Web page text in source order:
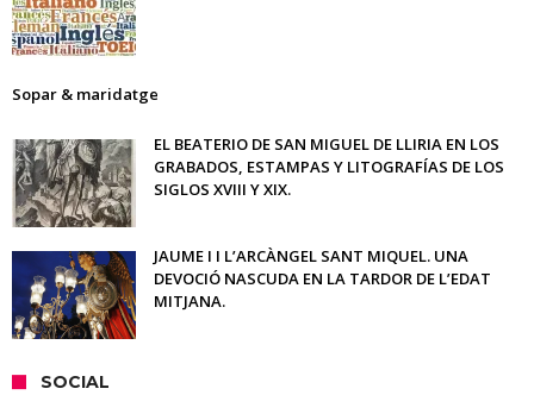
Sopar & maridatge
EL BEATERIO DE SAN MIGUEL DE LLIRIA EN LOS
GRABADOS, ESTAMPAS Y LITOGRAFÍAS DE LOS
SIGLOS XVIII Y XIX.
JAUME I I L’ARCÀNGEL SANT MIQUEL. UNA
DEVOCIÓ NASCUDA EN LA TARDOR DE L’EDAT
MITJANA.
SOCIAL